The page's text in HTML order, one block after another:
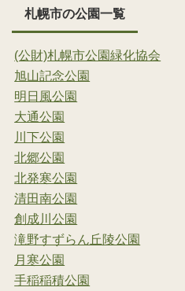
札幌市の公園一覧
(公財)札幌市公園緑化協会
旭山記念公園
明日風公園
大通公園
川下公園
北郷公園
北発寒公園
清田南公園
創成川公園
滝野すずらん丘陵公園
月寒公園
手稲稲積公園